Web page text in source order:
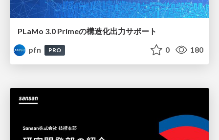
PLaMo 3.0 Primeの構造化出力サポート
pfn
PRO 0 180